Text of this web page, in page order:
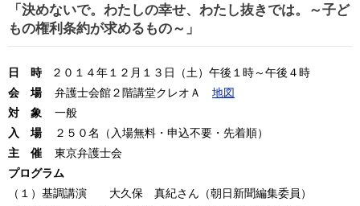
「決めないで。わたしの幸せ、わたし抜きでは。～子ど
もの権利条約が求めるもの～」
日 時２０１４年１２月１３日（土）午後１時～午後４時
会 場弁護士会館２階講堂クレオＡ 地図
対 象 一般
入 場２５０名（入場無料・申込不要・先着順）
主 催 東京弁護士会
プログラム
（１）基調講演 大久保 真紀さん（朝日新聞編集委員）